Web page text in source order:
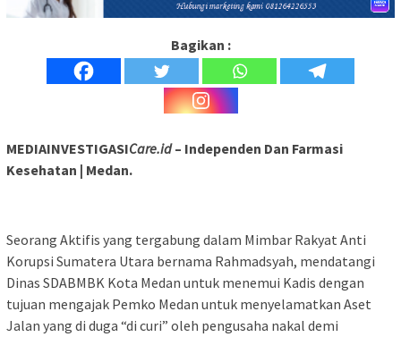
Bagikan :
MEDIAINVESTIGASICare.id– Independen Dan Farmasi
Kesehatan | Medan.
Seorang Aktifis yang tergabung dalam Mimbar Rakyat Anti
Korupsi Sumatera Utara bernama Rahmadsyah, mendatangi
Dinas SDABMBK Kota Medan untuk menemui Kadis dengan
tujuan mengajak Pemko Medan untuk menyelamatkan Aset
Jalan yang di duga “di curi” oleh pengusaha nakal demi